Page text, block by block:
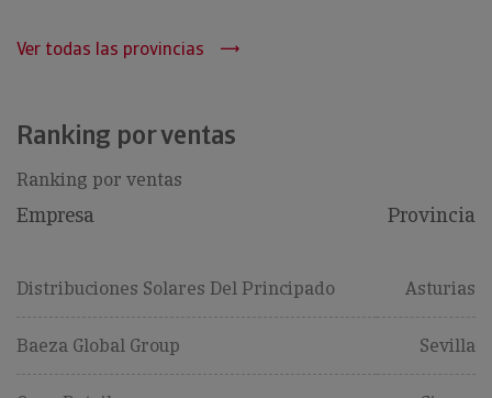
Ver todas las provincias
Ranking por ventas
Ranking por ventas
Empresa Provincia
Distribuciones Solares Del Principado Asturias
Baeza Global Group Sevilla